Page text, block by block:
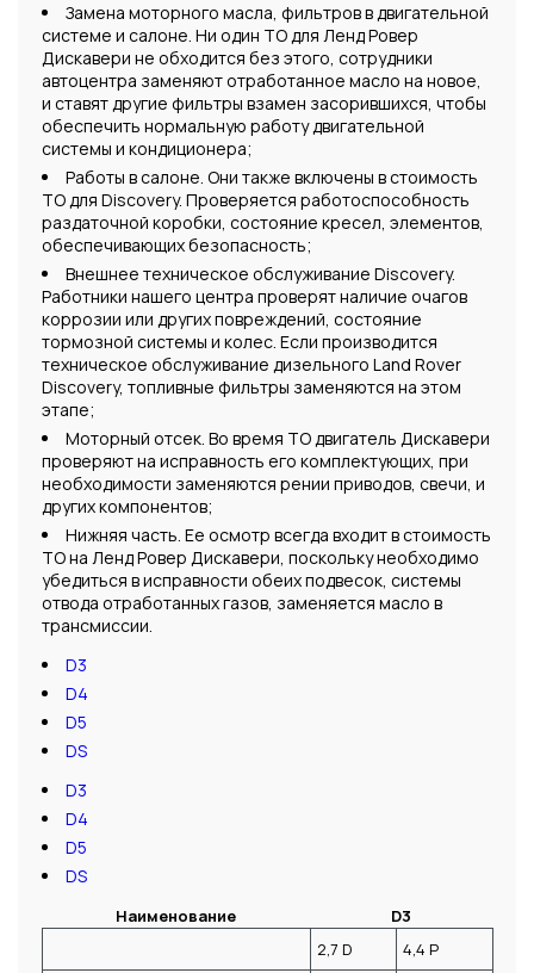
Замена моторного масла, фильтров в двигательной
системе и салоне. Ни один ТО для Ленд Ровер
Дискавери не обходится без этого, сотрудники
автоцентра заменяют отработанное масло на новое,
и ставят другие фильтры взамен засорившихся, чтобы
обеспечить нормальную работу двигательной
системы и кондиционера;
Работы в салоне. Они также включены в стоимость
ТО для Discovery. Проверяется работоспособность
раздаточной коробки, состояние кресел, элементов,
обеспечивающих безопасность;
Внешнее техническое обслуживание Discovery.
Работники нашего центра проверят наличие очагов
коррозии или других повреждений, состояние
тормозной системы и колес. Если производится
техническое обслуживание дизельного Land Rover
Discovery, топливные фильтры заменяются на этом
этапе;
Моторный отсек. Во время ТО двигатель Дискавери
проверяют на исправность его комплектующих, при
необходимости заменяются рении приводов, свечи, и
других компонентов;
Нижняя часть. Ее осмотр всегда входит в стоимость
ТО на Ленд Ровер Дискавери, поскольку необходимо
убедиться в исправности обеих подвесок, системы
отвода отработанных газов, заменяется масло в
трансмиссии.
D3
D4
D5
DS
D3
D4
D5
DS
Наименование
D3
2,7 D
4,4 P